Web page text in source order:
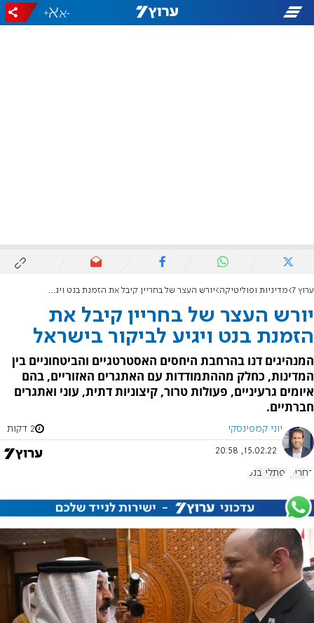
-
+
ערוץ 7 מדיניות ופוליטיקה יורש העצר של בחריין קיבל את הזמנת בנט ויגיע לביקור בישראל
יורש העצר של בחריין קיבל את
הזמנת בנט ויגיע לביקור בישראל
המנהיגים דנו בהרחבת היחסים האסטרטגיים והביטחוניים בין
המדינות, כחלק מההתמודדות עם האתגרים האזוריים, בהם
איומים גרעיניים, פעולות טרור, קיצוניות דתית, עוני ואתגרים
חברתיים.
יוני קמפינסקי 2 דקות
15.02.22, 20:58
בחריין נפתלי בנט